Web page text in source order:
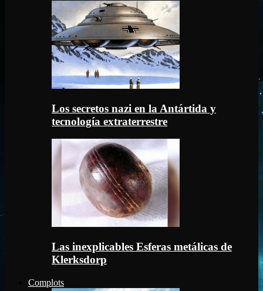
Los secretos nazi en la Antártida y
tecnología extraterrestre
Las inexplicables Esferas metálicas de
Klerksdorp
Complots